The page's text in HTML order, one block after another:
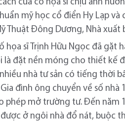
của cố họa sĩ chịu ảnh
mỹ học cổ điển Hy Lạp và
Thuật Đông Dương, Nhà xuất
họa sĩ Trịnh Hữu Ngọc đã
là đặt nền móng cho thiết kế
nhà tư sản có tiếng thời
đình ông chuyển về số nhà
mở trường tư. Đến năm
ở ngôi nhà đổ nát, buộc